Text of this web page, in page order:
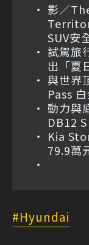
影／
SUV安
試駕旅
出「夏
與世界
Pass
動力與
DB12
Kia
79.9萬
Hyundai